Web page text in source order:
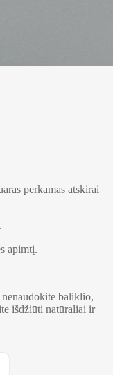
perkamas atskirai
apimtį.
baliklio,
išdžiūti natūraliai ir